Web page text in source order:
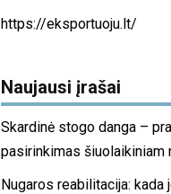
https://eksportuoju.lt/
Naujausi įrašai
Skardinė stogo danga –
pasirinkimas šiuolaikiniam
Nugaros reabilitacija: kada